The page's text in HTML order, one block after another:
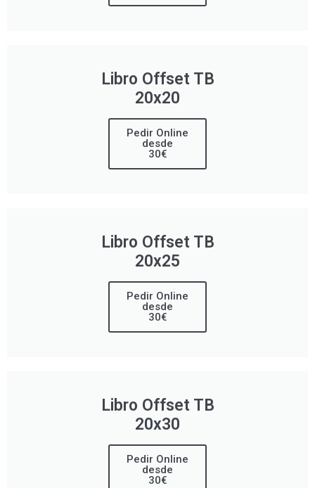
Libro Offset TB
20x20
Pedir Online
desde
30€
Libro Offset TB
20x25
Pedir Online
desde
30€
Libro Offset TB
20x30
Pedir Online
desde
30€